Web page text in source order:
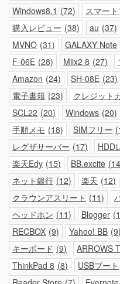
Windows8.1
72 スマー
購入レビュー 38 au 37
MVNO 31 GALAXY Note
F-06E 28 Miix2 8 27
Amazon 24 SH-08E 23
電子書籍 23 クレジット
SCL22 20 Windows 20
手順メモ 18 SIMフリー
レグザサーバー 17 HDD
楽天Edy 15 BB.excite 14
ネット銀行 12 楽天 12
クラウンアスリート
11
ヘッドホン 11 Blogger
RECBOX 9 Yahoo! BB 9
キーボード 9 ARROWS
ThinkPad 8 8 USBブート